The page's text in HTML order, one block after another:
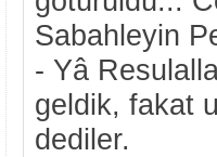
Sabahleyin
- Yâ
geldik, fakat
dediler.